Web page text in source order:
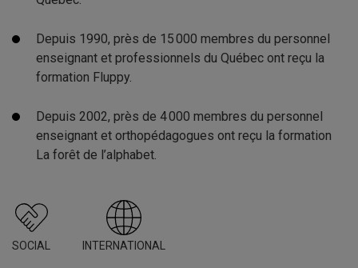
Depuis 1990, près de 15 000 membres du personnel
enseignant et professionnels du Québec ont reçu la
formation Fluppy.
Depuis 2002, près de 4 000 membres du personnel
enseignant et orthopédagogues ont reçu la formation
La forêt de l’alphabet.
SOCIAL INTERNATIONAL